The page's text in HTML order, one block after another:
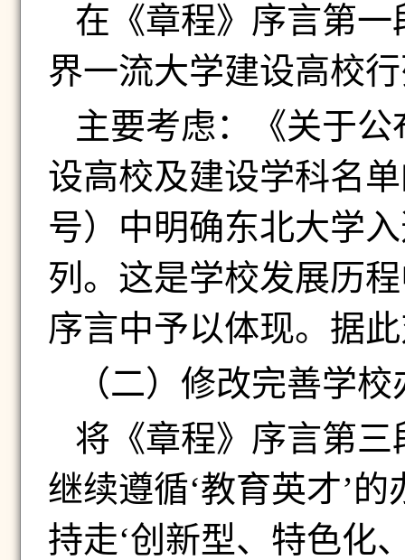
在《章程》序言第一
界一流大学建设高校
主要考虑：《关于
设高校及建设学科名
号）中明确东北大学
列。这是学校发展历
序言中予以体现。据
（二） 修改完善学
将《章程》序言第
继续遵循‘教育英才’
持走‘创新型、特色化